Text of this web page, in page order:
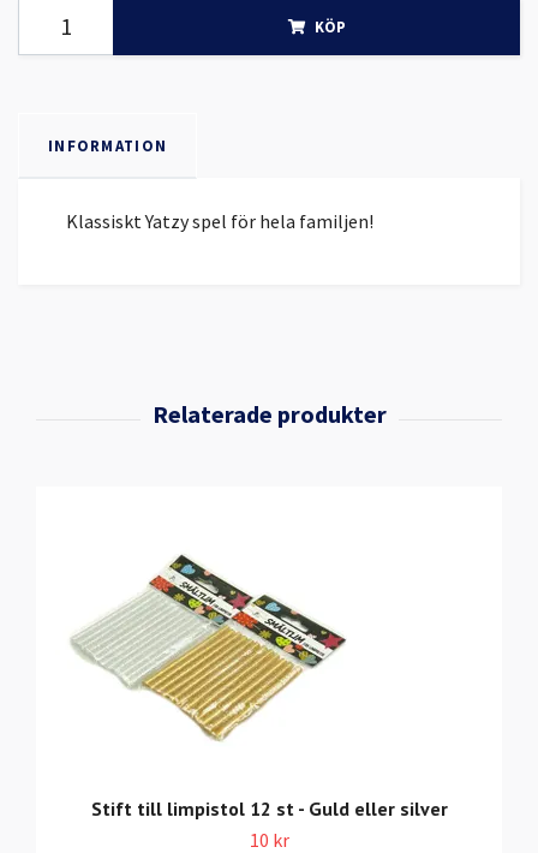
KÖP
INFORMATION
Klassiskt Yatzy spel för hela familjen!
Stift till limpistol 12 st - Guld eller silver
10 kr